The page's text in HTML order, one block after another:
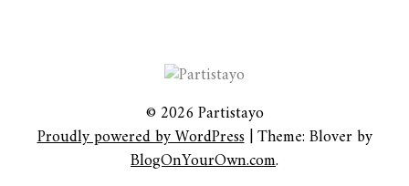
© 2026 Partistayo
Proudly powered by WordPress|Theme: Blover by
BlogOnYourOwn.com.